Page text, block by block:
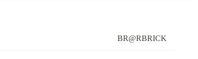
BR@RBRICK